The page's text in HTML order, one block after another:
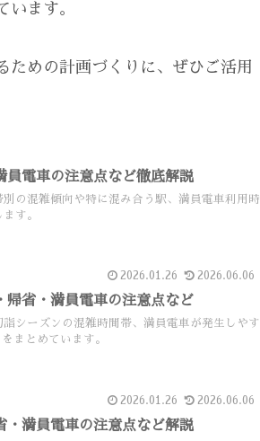
います。
ための計画づくりに、ぜひご活用
員電車の注意点など徹底解説
の混雑傾向や特に混み合う駅、満員電車利用時
す。
2026.01.26 2026.06.06
帰省・満員電車の注意点など
シーズンの混雑時間帯、満員電車が発生しやす
まとめています。
2026.01.26 2026.06.06
・満員電車の注意点など解説